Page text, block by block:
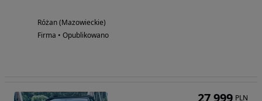
Różan (Mazowieckie)
Firma • Opublikowano
27 999 PLN